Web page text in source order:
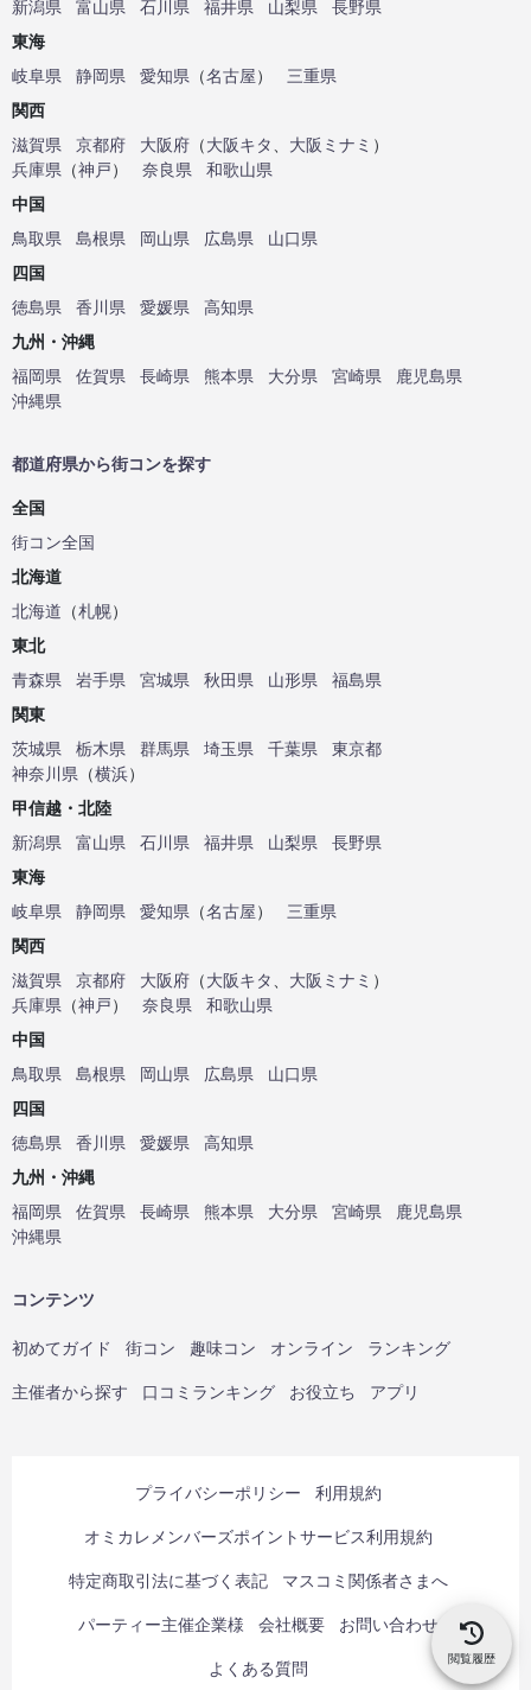
閲覧履歴
新潟県
富山県 石川県 福井県 山梨県
長野県
東海
岐阜県
静岡県 愛知県 （名古屋）
三重県
関西
滋賀県
京都府 大阪府 （大阪キタ 大阪ミナミ ）
兵庫県 （神戸） 奈良県
和歌山県
中国
鳥取県
島根県 岡山県 広島県
山口県
四国
徳島県
香川県 愛媛県
高知県
九州・沖縄
福岡県
佐賀県 長崎県 熊本県 大分県 宮崎県
鹿児島県
沖縄県
都道府県から街コンを探す
全国
街コン全国
北海道
北海道 （札幌）
東北
青森県
岩手県 宮城県 秋田県 山形県
福島県
関東
茨城県
栃木県 群馬県 埼玉県 千葉県
東京都
神奈川県 （横浜）
甲信越・北陸
新潟県
富山県 石川県 福井県 山梨県
長野県
東海
岐阜県
静岡県 愛知県 （名古屋）
三重県
関西
滋賀県
京都府 大阪府 （大阪キタ 大阪ミナミ ）
兵庫県 （神戸） 奈良県
和歌山県
中国
鳥取県
島根県 岡山県 広島県
山口県
四国
徳島県
香川県 愛媛県
高知県
九州・沖縄
福岡県
佐賀県 長崎県 熊本県 大分県 宮崎県
鹿児島県
沖縄県
コンテンツ
初めてガイド 街コン 趣味コン オンライン ランキング
主催者から探す 口コミランキング お役立ち アプリ
プライバシーポリシー 利用規約
オミカレメンバーズポイントサービス利用規約
特定商取引法に基づく表記 マスコミ関係者さまへ
パーティー主催企業様 会社概要 お問い合わせ
よくある質問